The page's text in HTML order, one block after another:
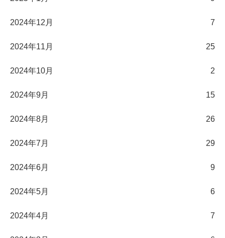
2024年12月 7
2024年11月 25
2024年10月 2
2024年9月 15
2024年8月 26
2024年7月 29
2024年6月 9
2024年5月 6
2024年4月 7